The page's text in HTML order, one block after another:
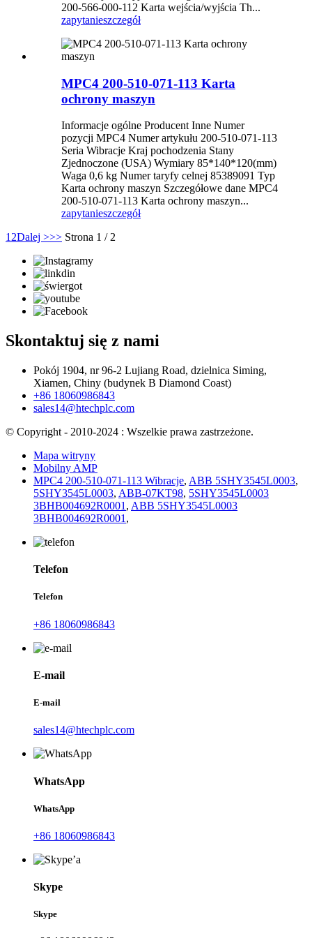
200-566-000-112 Karta wejścia/wyjścia Th...
zapytanieszczegół
MPC4 200-510-071-113 Karta
ochrony maszyn
Informacje ogólne Producent Inne Numer
pozycji MPC4 Numer artykułu 200-510-071-113
Seria Wibracje Kraj pochodzenia Stany
Zjednoczone (USA) Wymiary 85*140*120(mm)
Waga 0,6 kg Numer taryfy celnej 85389091 Typ
Karta ochrony maszyn Szczegółowe dane MPC4
200-510-071-113 Karta ochrony maszyn...
zapytanieszczegół
1 2Dalej >>> Strona 1 / 2
Skontaktuj się z nami
Pokój 1904, nr 96-2 Lujiang Road, dzielnica Siming,
Xiamen, Chiny (budynek B Diamond Coast)
+86 18060986843
sales14@htechplc.com
© Copyright - 2010-2024 : Wszelkie prawa zastrzeżone.
Mapa witryny
Mobilny AMP
MPC4 200-510-071-113 Wibracje, ABB 5SHY3545L0003,
5SHY3545L0003, ABB-07KT98, 5SHY3545L0003
3BHB004692R0001 , ABB 5SHY3545L0003
3BHB004692R0001 ,
Telefon
Telefon
+86 18060986843
E-mail
E-mail
sales14@htechplc.com
WhatsApp
WhatsApp
+86 18060986843
Skype
Skype